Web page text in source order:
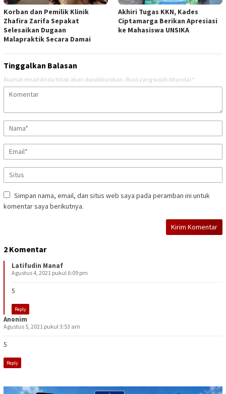
Korban dan Pemilik Klinik
Zhafira Zarifa Sepakat
Selesaikan Dugaan
Malapraktik Secara Damai
Akhiri Tugas KKN, Kades
Ciptamarga Berikan Apresiasi
ke Mahasiswa UNSIKA
Tinggalkan Balasan
Alamat email Anda tidak akan dipublikasikan. Ruas yang wajib ditandai *
Simpan nama, email, dan situs web saya pada peramban ini untuk
komentar saya berikutnya.
2 Komentar
Latifudin Manaf
Agustus 4, 2021 pukul 6:09 pm
5
Reply
Anonim
Agustus 5, 2021 pukul 3:53 am
5
Reply